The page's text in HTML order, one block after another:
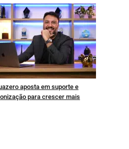
aposta em suporte e
para crescer mais